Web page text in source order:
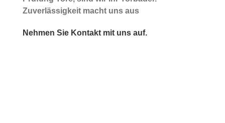
Zuverlässigkeit macht uns aus
Nehmen Sie Kontakt mit uns auf.